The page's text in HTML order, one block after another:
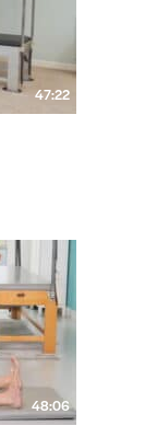
47:22
48:06